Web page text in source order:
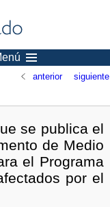
anterior siguiente
se publica el
de Medio
el Programa
por el